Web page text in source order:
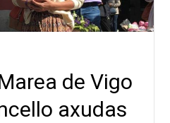
de Vigo
axudas